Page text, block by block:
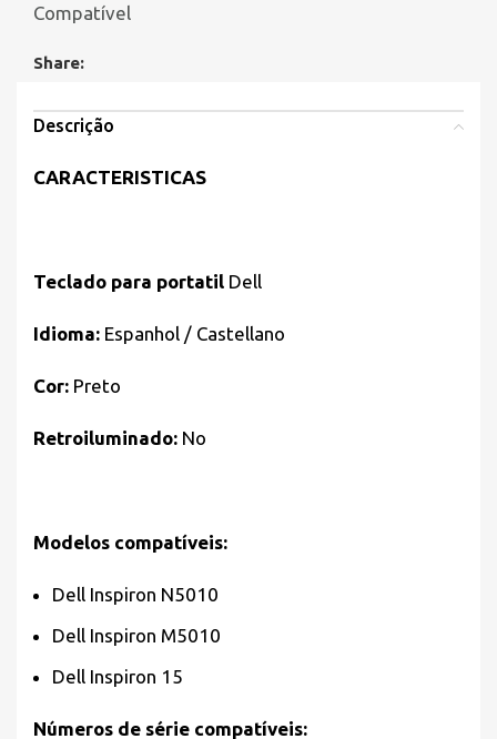
Compatível
Share:
Descrição
CARACTERISTICAS
Teclado para portatil Dell
Idioma: Espanhol / Castellano
Cor: Preto
Retroiluminado: No
Modelos compatíveis:
Dell Inspiron N5010
Dell Inspiron M5010
Dell Inspiron 15
Números de série compatíveis: